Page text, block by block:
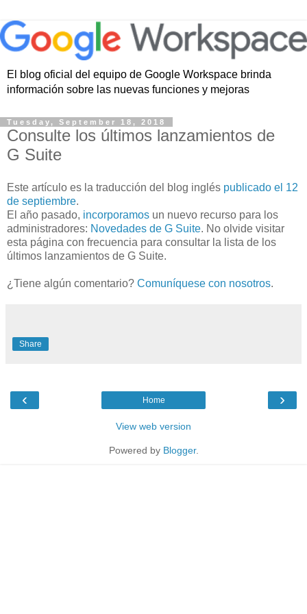
El blog oficial del equipo de Google Workspace brinda
información sobre las nuevas funciones y mejoras
Tuesday, September 18, 2018
Consulte los últimos lanzamientos de
G Suite
Este artículo es la traducción del blog inglés publicado el 12
de septiembre.
El año pasado, incorporamos un nuevo recurso para los
administradores: Novedades de G Suite. No olvide visitar
esta página con frecuencia para consultar la lista de los
últimos lanzamientos de G Suite.
¿Tiene algún comentario? Comuníquese con nosotros.
Share
‹ ›
Home
View web version
Powered by Blogger.